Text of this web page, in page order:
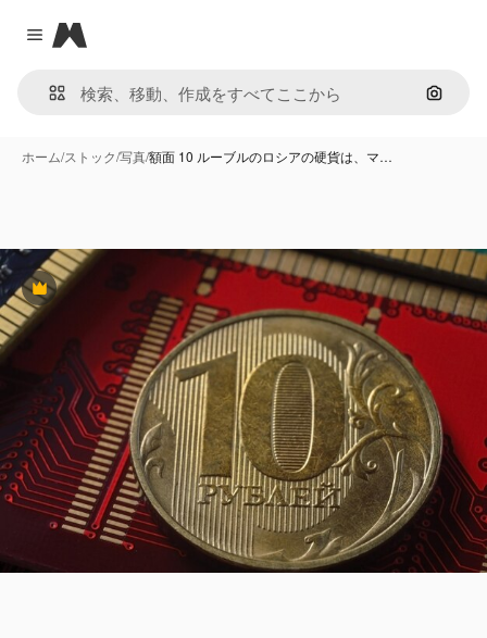
Close menu
Magnific
画像で
ホーム/ストック/写真/額面 10 ルーブルのロシアの硬貨は、マ…
Premium